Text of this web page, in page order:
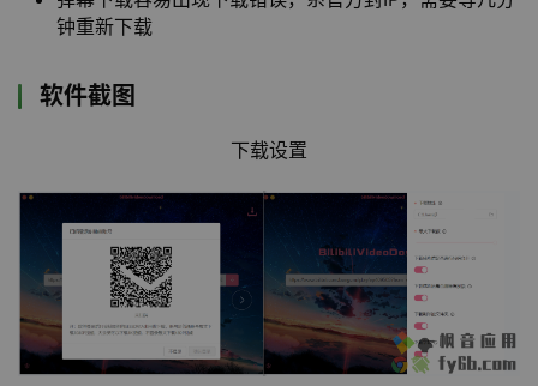
钟重新下载
软件截图
下载设置